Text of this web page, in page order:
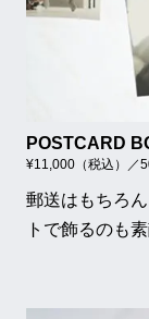
POSTCARD
¥11,000（税込）／
郵送はもちろ
トで飾るのも素